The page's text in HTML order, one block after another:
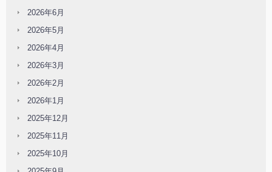
2026年6月
2026年5月
2026年4月
2026年3月
2026年2月
2026年1月
2025年12月
2025年11月
2025年10月